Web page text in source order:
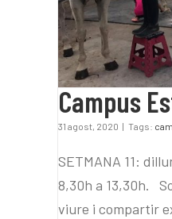
Campus
31 agost, 2020 | Tags:
SETMANA 11:
8,30h a 13,30h.
viure i compartir